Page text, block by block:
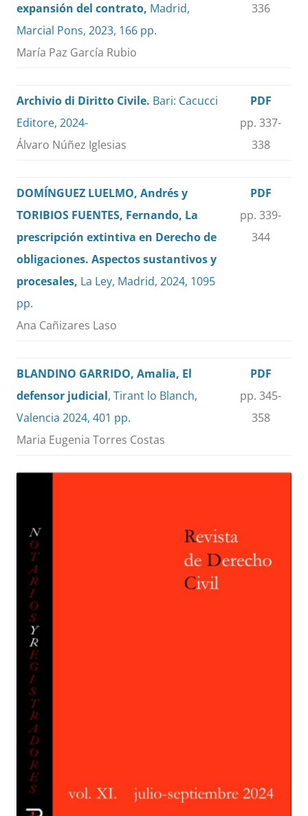
expansión del contrato, Madrid,
Marcial Pons, 2023, 166 pp.
María Paz García Rubio
336
Archivio di Diritto Civile. Bari: Cacucci
Editore, 2024-
Álvaro Núñez Iglesias
PDF
pp. 337-
338
DOMÍNGUEZ LUELMO, Andrés y
TORIBIOS FUENTES, Fernando, La
prescripción extintiva en Derecho de
obligaciones. Aspectos sustantivos y
procesales, La Ley, Madrid, 2024, 1095
pp.
Ana Cañizares Laso
PDF
pp. 339-
344
BLANDINO GARRIDO, Amalia, El
defensor judicial, Tirant lo Blanch,
Valencia 2024, 401 pp.
Maria Eugenia Torres Costas
PDF
pp. 345-
358